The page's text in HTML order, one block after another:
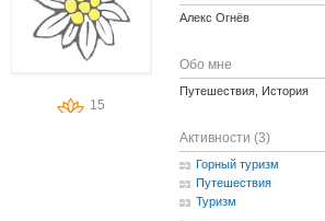
15
Алекс Огнёв
Обо мне
Путешествия, История
Активности (3)
Горный туризм
Путешествия
Туризм